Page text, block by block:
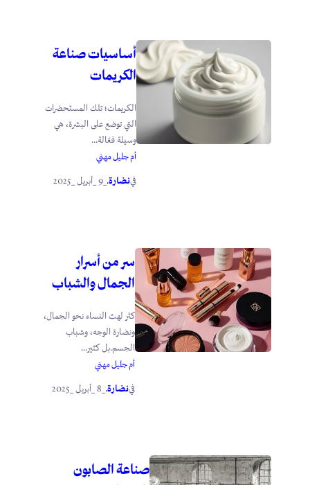
أساسيات صناعة
الكريمات
الكريمات؛ تلك المستحضرات
التي توضع على البشرة، هي
وسيلة فعّالة...
أم جليل مهني
فينضارة. _9 _أبريل _2025
سر من أسرار
الجمال والشباب
كثر لهث النساء نحو الجمال،
ونضارة الوجه، وشباب
الجسم.بل كثير...
أم جليل مهني
فينضارة.
صناعة الصابون